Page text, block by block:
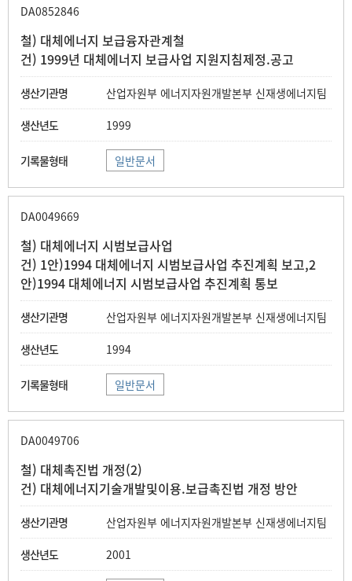
DA0852846
철) 대체에너지 보급융자관계철
건) 1999년 대체에너지 보급사업 지원지침제정.공고
산업자원부 에너지자원개발본부 신재생에너지팀
1999
일반문서
DA0049669
철) 대체에너지 시범보급사업
건) 1안)1994 대체에너지 시범보급사업 추진계획 보고,2
안)1994 대체에너지 시범보급사업 추진계획 통보
산업자원부 에너지자원개발본부 신재생에너지팀
1994
일반문서
DA0049706
철) 대체촉진법 개정(2)
건) 대체에너지기술개발및이용.보급촉진법 개정 방안
산업자원부 에너지자원개발본부 신재생에너지팀
2001